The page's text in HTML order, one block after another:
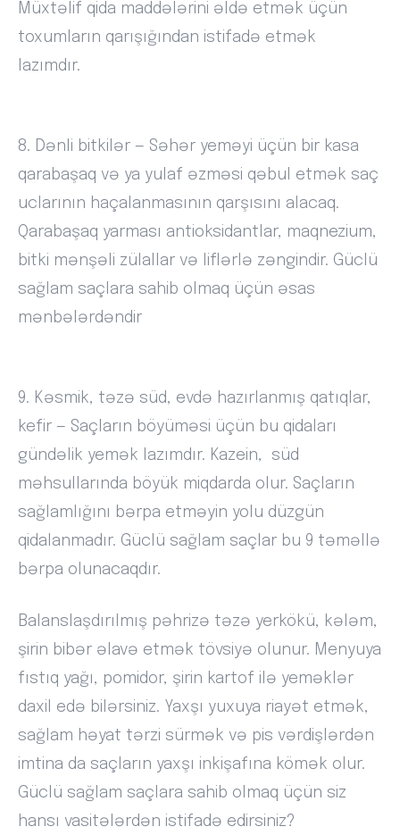
Müxtəlif qida maddələrini əldə etmək üçün
toxumların qarışığından istifadə etmək
lazımdır.
8. Dənli bitkilər — Səhər yeməyi üçün bir kasa
qarabaşaq və ya yulaf əzməsi qəbul etmək saç
uclarının haçalanmasının qarşısını alacaq.
Qarabaşaq yarması antioksidantlar, maqnezium,
bitki mənşəli zülallar və liflərlə zəngindir. Güclü
sağlam saçlara sahib olmaq üçün əsas
mənbələrdəndir
9. Kəsmik, təzə süd, evdə hazırlanmış qatıqlar,
kefir — Saçların böyüməsi üçün bu qidaları
gündəlik yemək lazımdır. Kazein, süd
məhsullarında böyük miqdarda olur. Saçların
sağlamlığını bərpa etməyin yolu düzgün
qidalanmadır. Güclü sağlam saçlar bu 9 təməllə
bərpa olunacaqdır.
Balanslaşdırılmış pəhrizə təzə yerkökü, kələm,
şirin bibər əlavə etmək tövsiyə olunur. Menyuya
fıstıq yağı, pomidor, şirin kartof ilə yeməklər
daxil edə bilərsiniz. Yaxşı yuxuya riayət etmək,
sağlam həyat tərzi sürmək və pis vərdişlərdən
imtina da saçların yaxşı inkişafına kömək olur.
Güclü sağlam saçlara sahib olmaq üçün siz
hansı vasitələrdən istifadə edirsiniz?